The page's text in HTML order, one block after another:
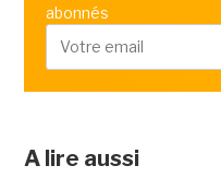
abonnés
A lire aussi